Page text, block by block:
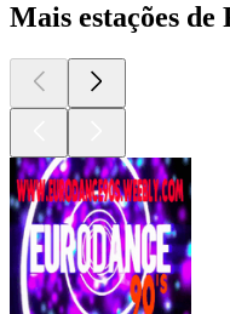
Mais estações